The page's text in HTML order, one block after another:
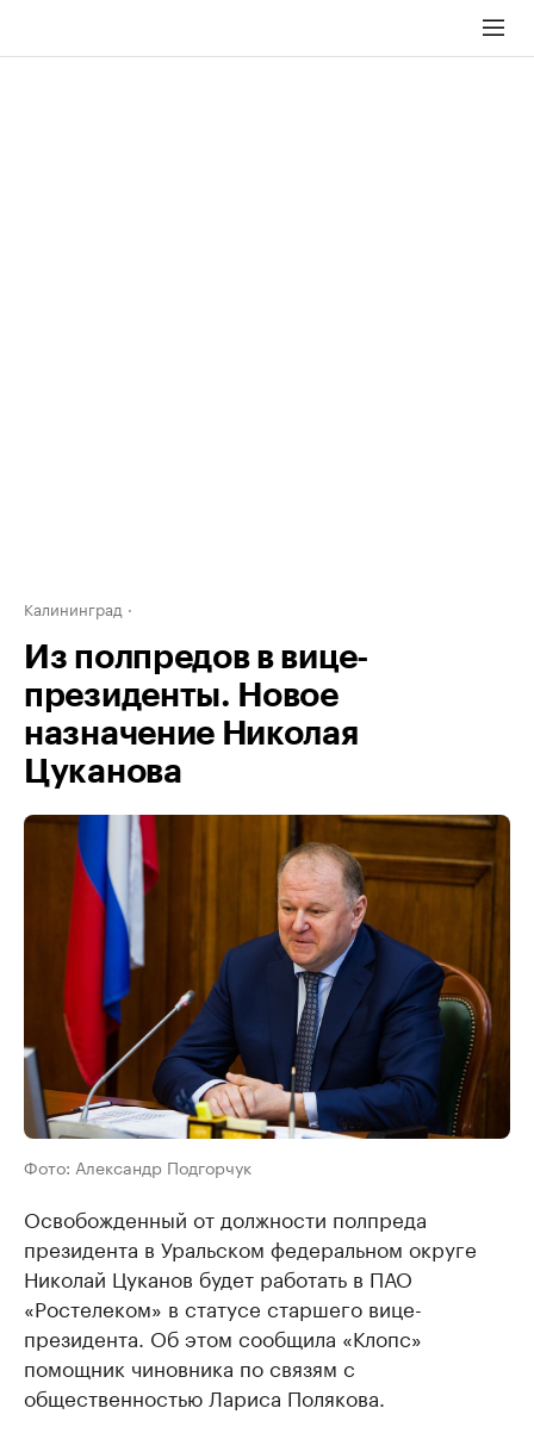
Калининград
Из полпредов в вице-
президенты. Новое
назначение Николая
Цуканова
Фото: Александр Подгорчук
Освобожденный от должности полпреда
президента в Уральском федеральном округе
Николай Цуканов будет работать в ПАО
«Ростелеком» в статусе старшего вице-
президента. Об этом сообщила «Клопс»
помощник чиновника по связям с
общественностью Лариса Полякова.